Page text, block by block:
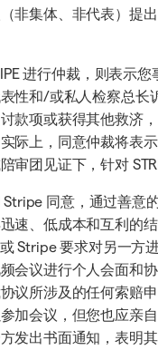
非集体、非代表）提
进行仲裁，则表示
性和/或私人检察总长
款项或获得其他救济
际上，同意仲裁将表
审团见证下，针对
同意，通过善意
速、低成本和互利的
Stripe 要求对另一方
会议进行个人会面和
议所涉及的任何索赔
加会议，但您也应亲
发出书面通知，表明